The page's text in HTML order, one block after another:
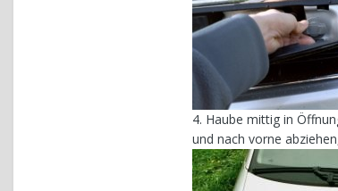
4. Haube mittig in
und nach vorne